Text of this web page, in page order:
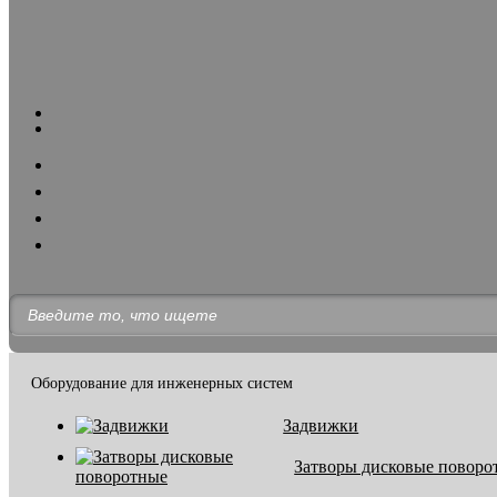
Оборудование для инженерных систем
Задвижки
Затворы дисковые